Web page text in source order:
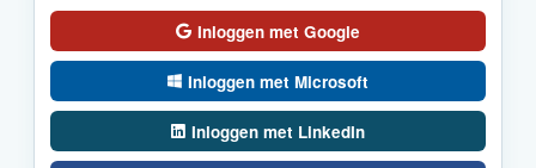
Inloggen met Google
Inloggen met Microsoft
Inloggen met LinkedIn